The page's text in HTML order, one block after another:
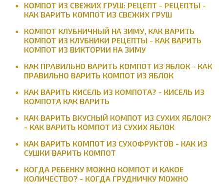
КОМПОТ ИЗ СВЕЖИХ ГРУШ: РЕЦЕПТ - РЕЦЕПТЫ -
КАК ВАРИТЬ КОМПОТ ИЗ СВЕЖИХ ГРУШ
КОМПОТ КЛУБНИЧНЫЙ НА ЗИМУ, КАК ВАРИТЬ
КОМПОТ ИЗ КЛУБНИКИ РЕЦЕПТЫ - КАК ВАРИТЬ
КОМПОТ ИЗ ВИКТОРИИ НА ЗИМУ
КАК ПРАВИЛЬНО ВАРИТЬ КОМПОТ ИЗ ЯБЛОК - КАК
ПРАВИЛЬНО ВАРИТЬ КОМПОТ ИЗ ЯБЛОК
КАК ВАРИТЬ КИСЕЛЬ ИЗ КОМПОТА? - КИСЕЛЬ ИЗ
КОМПОТА КАК ВАРИТЬ
КАК ВАРИТЬ ВКУСНЫЙ КОМПОТ ИЗ СУХИХ ЯБЛОК?
- КАК ВАРИТЬ КОМПОТ ИЗ СУХИХ ЯБЛОК
КАК ВАРИТЬ КОМПОТ ИЗ СУХОФРУКТОВ - КАК ИЗ
СУШКИ ВАРИТЬ КОМПОТ
КОГДА РЕБЕНКУ МОЖНО КОМПОТ И КАКОЕ
КОЛИЧЕСТВО? - КОГДА ГРУДНИЧКУ МОЖНО